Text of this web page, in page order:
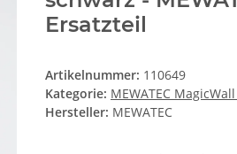
Ersatzteil
Artikelnummer: 110649
Kategorie: MEWATEC
Hersteller: MEWATEC